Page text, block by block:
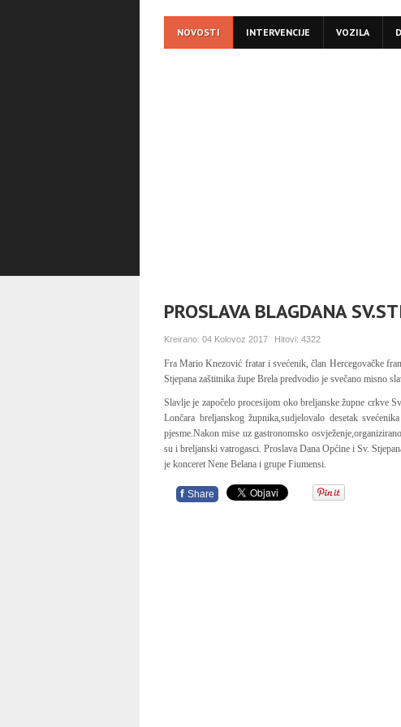
NOVOSTI INTERVENCIJE VOZILA
PROSLAVA BLAGDANA
Kreirano: 04 Kolovoz 2017 Hitovi: 4322
Fra Mario Knezović fratar i svećenik, član Hercegovačke
Stjepana zaštitnika župe Brela predvodio je svečano misno
Slavlje je započelo procesijom oko breljanske župne crkve
Lončara breljanskog župnika,sudjelovalo desetak
pjesme.Nakon mise uz gastronomsko
su i breljanski vatrogasci. Proslava Dana Općine i Sv.
je konceret Nene Belana i grupe Fiumensi.
f Share